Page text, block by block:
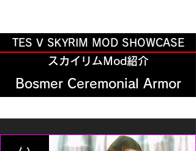
TES V SKYRIM MOD SHOWCASE
スカイリムMod紹介
Bosmer Ceremonial Armor